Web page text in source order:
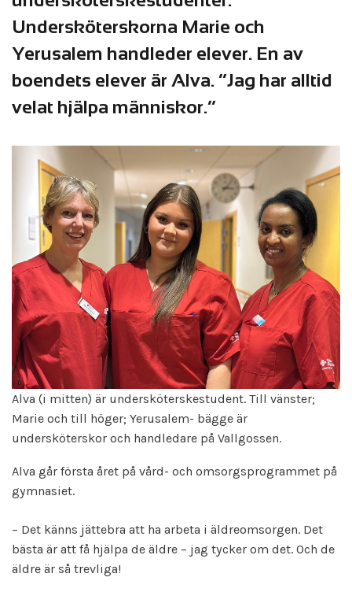
Undersköterskorna Marie och
Yerusalem handleder elever. En av
boendets elever är Alva. ”Jag har alltid
velat hjälpa människor.”
Alva (i mitten) är undersköterskestudent. Till vänster;
Marie och till höger; Yerusalem- bägge är
undersköterskor och handledare på Vallgossen.
Alva går första året på vård- och omsorgsprogrammet på
gymnasiet.
– Det känns jättebra att ha arbeta i äldreomsorgen. Det
bästa är att få hjälpa de äldre – jag tycker om det. Och de
äldre är så trevliga!